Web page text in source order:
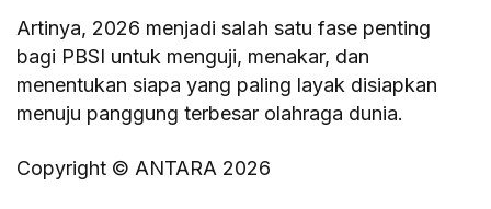
Artinya, 2026 menjadi salah satu fase penting
bagi PBSI untuk menguji, menakar, dan
menentukan siapa yang paling layak disiapkan
menuju panggung terbesar olahraga dunia.
Copyright © ANTARA 2026